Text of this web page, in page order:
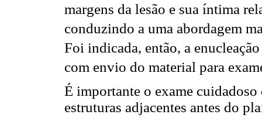
margens da lesão e sua íntima
conduzindo a uma abordagem
Foi indicada, então, a
com envio do material para
É importante o exame cuidadoso
estruturas adjacentes antes do